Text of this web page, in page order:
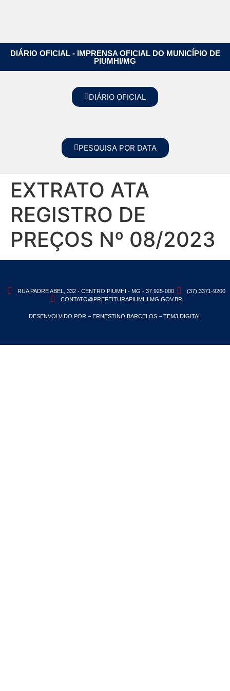
DIÁRIO OFICIAL - IMPRENSA OFICIAL DO MUNICÍPIO DE
PIUMHI/MG
DIÁRIO OFICIAL
PESQUISA POR DATA
EXTRATO ATA
REGISTRO DE
PREÇOS Nº 08/2023
RUA PADRE ABEL, 332 - CENTRO PIUMHI - MG - 37.925-000
(37) 3371-9200
CONTATO@PREFEITURAPIUMHI.MG.GOV.BR
DESENVOLVIDO POR – ERNESTINO BARCELOS – TEM3.DIGITAL